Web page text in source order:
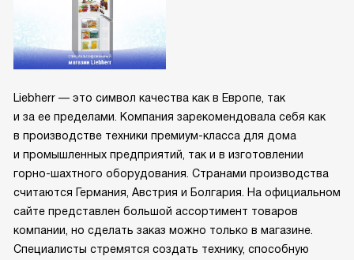
Liebherr — это символ качества как в Европе, так
и за ее пределами. Компания зарекомендовала себя как
в производстве техники премиум-класса для дома
и промышленных предприятий, так и в изготовлении
горно-шахтного оборудования. Странами производства
считаются Германия, Австрия и Болгария. На официальном
сайте представлен большой ассортимент товаров
компании, но сделать заказ можно только в магазине.
Специалисты стремятся создать технику, способную